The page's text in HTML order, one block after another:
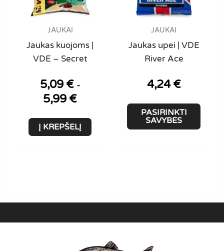
JAUKAI
Jaukas kuojoms |
VDE – Secret
5,09 € -
5,99 €
Į KREPŠELĮ
JAUKAI
Jaukas upei | VDE
River Ace
4,24€
PASIRINKTI
SAVYBES
This
may